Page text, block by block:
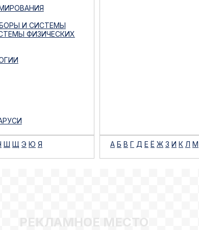
И СИСТЕМЫ
ФИЗИЧЕСКИХ
Ш Щ Э Ю Я А Б В Г Д Е Ё Ж З И К Л М
РЕКЛАМНОЕ МЕСТО